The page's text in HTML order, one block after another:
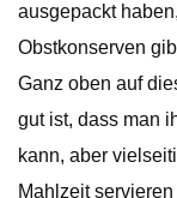
ausgepackt
Obstkonserven
Ganz oben auf
gut ist, dass man
kann, aber
Mahlzeit